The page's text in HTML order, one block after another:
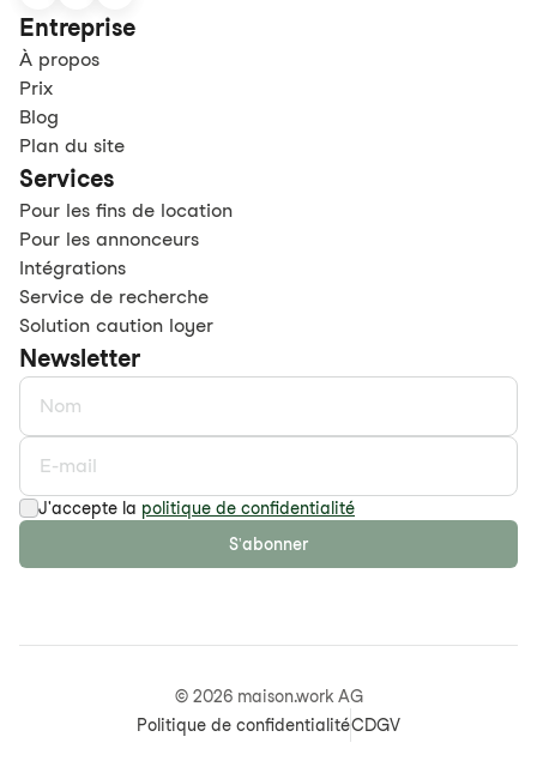
Entreprise
À propos
Prix
Blog
Plan du site
Services
Pour les fins de location
Pour les annonceurs
Intégrations
Service de recherche
Solution caution loyer
Newsletter
J'accepte la politique de confidentialité
S'abonner
© 2026maison.work AG
Politique de confidentialitéCDGV